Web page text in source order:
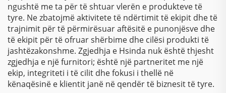
ngushtë me ta për të shtuar vlerën e produkteve të
tyre. Ne zbatojmë aktivitete të ndërtimit të ekipit dhe të
trajnimit për të përmirësuar aftësitë e punonjësve dhe
të ekipit për të ofruar shërbime dhe cilësi produkti të
jashtëzakonshme. Zgjedhja e Hsinda nuk është thjesht
zgjedhja e një furnitori; është një partneritet me një
ekip, integriteti i të cilit dhe fokusi i thellë në
kënaqësinë e klientit janë në qendër të biznesit të tyre.